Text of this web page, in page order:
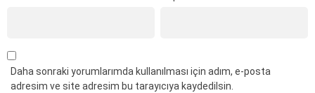
Daha sonraki yorumlarımda kullanılması için adım, e-posta
adresim ve site adresim bu tarayıcıya kaydedilsin.